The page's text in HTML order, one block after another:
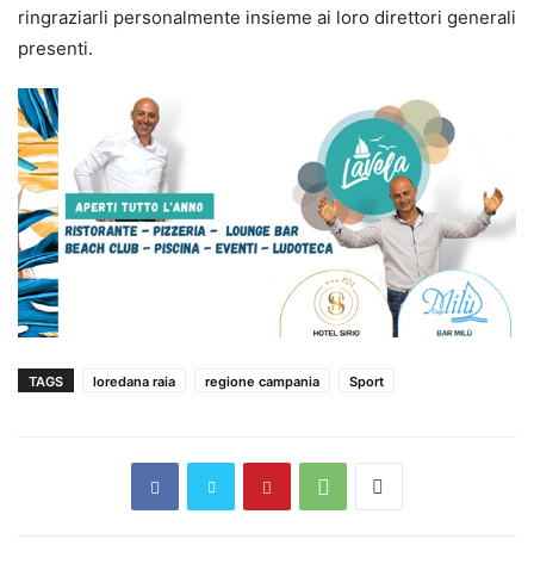
ringraziarli personalmente insieme ai loro direttori generali
presenti.
TAGS loredana raia regione campania Sport